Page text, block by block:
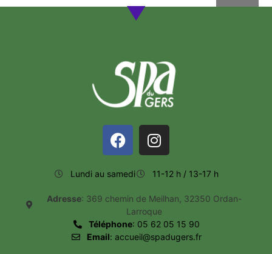
Lundi au samedi 11-12 h / 13-17 h
Adresse: 369 chemin de Meilhan, 32350 Ordan-
Larroque
Téléphone: 05 62 05 15 90
Email: accueil@spadugers.fr